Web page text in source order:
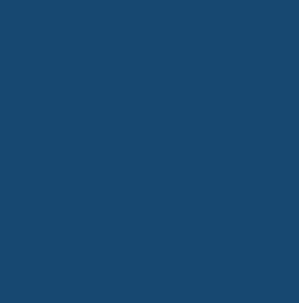
opens in a new window)